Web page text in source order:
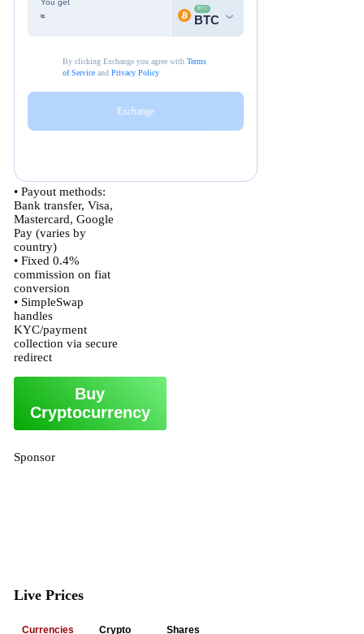
• Payout methods:
Bank transfer, Visa,
Mastercard, Google
Pay (varies by
country)
• Fixed 0.4%
commission on fiat
conversion
• SimpleSwap
handles
KYC/payment
collection via secure
redirect
Buy
Cryptocurrency
Sponsor
Live Prices